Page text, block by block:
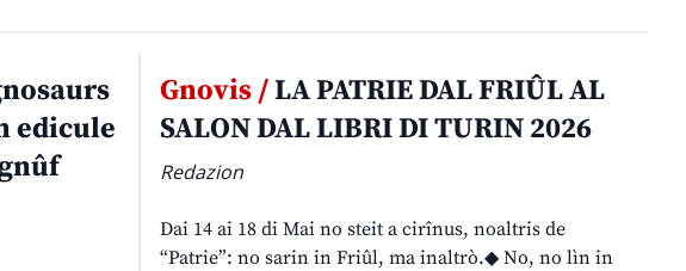
edicule
Gnovis /LA PATRIE DAL FRIÛL AL
SALON DAL LIBRI DI TURIN 2026
Redazion
Dai 14 ai 18 di Mai no steit a cirînus, noaltris de
“Patrie”: no sarin in Friûl, ma inaltrò.◆ No, no lìn in